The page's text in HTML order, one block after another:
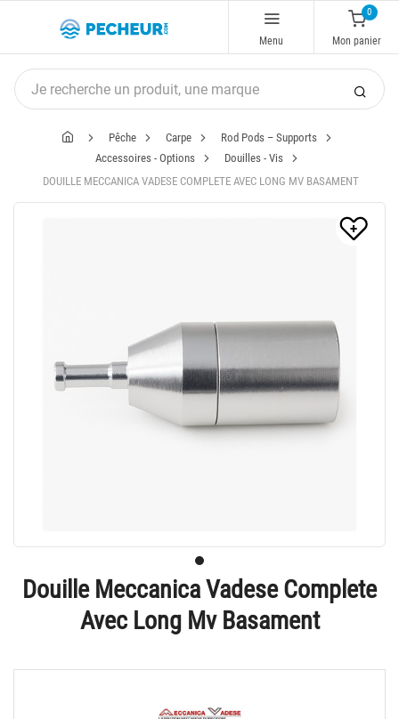
Menu
0
Mon panier
Pêche Carpe
Rod Pods – Supports
Accessoires - Options
Douilles - Vis
DOUILLE MECCANICA VADESE COMPLETE AVEC LONG MV BASAMENT
Douille Meccanica Vadese Complete
Avec Long Mv Basament